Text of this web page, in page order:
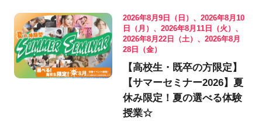
2026年8月9日（日）、2026年8月10
日（月）、2026年8月11日（火）、
2026年8月22日（土）、2026年8月
28日（金）
【高校生・既卒の方限定】
【サマーセミナー2026】夏
休み限定！夏の選べる体験
授業☆